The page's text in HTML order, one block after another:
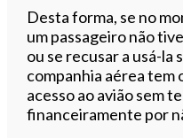
Desta forma, se no
um passageiro não
ou se recusar a usá-la
companhia aérea tem
acesso ao avião sem
financeiramente por